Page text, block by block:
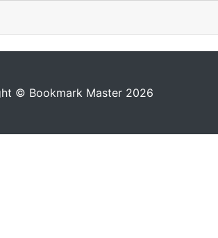
© Bookmark Master 2026